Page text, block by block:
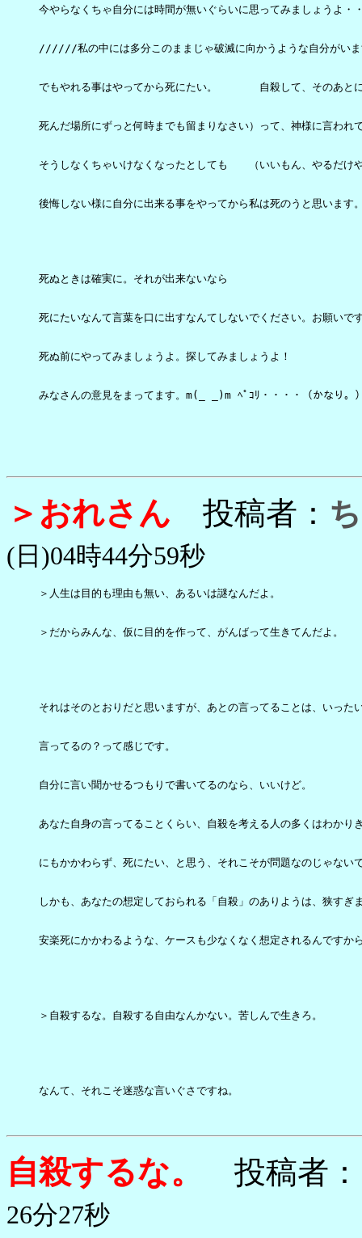
今やらなくちゃ自分には時間が無いぐらいに思ってみましょうよ・
//////私の中には多分このままじゃ破滅に向かうような自分がい
でもやれる事はやってから死にたい。　　　　自殺して、そのあと
死んだ場所にずっと何時までも留まりなさい）って、神様に言われ
そうしなくちゃいけなくなったとしても　　（いいもん、やるだけ
後悔しない様に自分に出来る事をやってから私は死のうと思います
死ぬときは確実に。それが出来ないなら
死にたいなんて言葉を口に出すなんてしないでください。お願いで
死ぬ前にやってみましょうよ。探してみましょうよ！
みなさんの意見をまってます。m(_ _)m ﾍﾟｺﾘ・・・・（かなり。
＞おれさん 投稿者：
(日)04時44分59秒
＞人生は目的も理由も無い、あるいは謎なんだよ。
＞だからみんな、仮に目的を作って、がんばって生きてんだよ。
それはそのとおりだと思いますが、あとの言ってることは、いった
言ってるの？って感じです。
自分に言い聞かせるつもりで書いてるのなら、いいけど。
あなた自身の言ってることくらい、自殺を考える人の多くはわかり
にもかかわらず、死にたい、と思う、それこそが問題なのじゃない
しかも、あなたの想定しておられる「自殺」のありようは、狭すぎ
安楽死にかかわるような、ケースも少なくなく想定されるんですか
＞自殺するな。自殺する自由なんかない。苦しんで生きろ。
なんて、それこそ迷惑な言いぐさですね。
自殺するな。 投稿者：
26分27秒